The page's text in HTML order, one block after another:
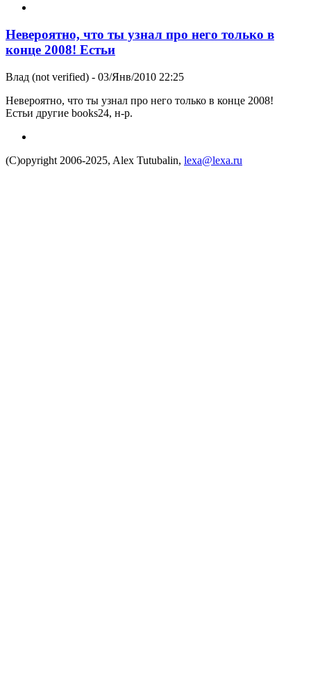
Невероятно, что ты узнал про него только в
конце 2008! Естьи
Влад (not verified) - 03/Янв/2010 22:25
Невероятно, что ты узнал про него только в конце 2008!
Естьи другие books24, н-р.
(C)opyright 2006-2025, Alex Tutubalin, lexa@lexa.ru